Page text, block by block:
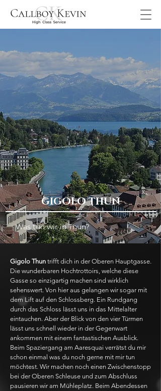
GIGOLO THUN
Was tun wir in Thun?
Gigolo Thun trifft dich in der Oberen Hauptgasse.
Die wunderbaren Hochtrottoirs, welche diese
Gasse so einzigartig machen sind wirklich
sehenswert. Von hier aus gelangen wir sogar mit
dem Lift auf den Schlossberg. Ein Rundgang
durch das Schloss lässt uns in das Mittelalter
eintauchen. Aber der Blick von den vier Türmen
lässt uns schnell wieder in der Gegenwart
ankommen mit einem fantastischen Ausblick.
Beim Spaziergang am Aaresquai verrätst du mir
schon einmal was du noch gerne mit mir tun
möchtest. Wir machen noch einen Zwischenstopp
bei der Oberen Schleuse und zum Abschluss
pausieren wir am Mühleplatz. Beim Abendessen